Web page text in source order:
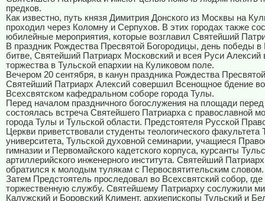
предков.
Как известно, путь князя Димитрия Донского из Москвы на
проходил через Коломну и Серпухов. В этих городах также
юбилейные мероприятия, которые возглавил Святейший
В праздник Рождества Пресвятой Богородицы, день победы в
битве, Святейший Патриарх Московский и всея Руси Алексий
торжества в Тульской епархии на Куликовом поле.
Вечером 20 сентября, в канун праздника Рождества
Святейший Патриарх Алексий совершил Всенощное бдение во
Всехсвятском кафедральном соборе города Тулы.
Перед началом праздничного богослужения на площади
состоялась встреча Святейшего Патриарха с православной
города Тулы и Тульской области. Предстоятеля Русской
Церкви приветствовали студенты теологического факультета
университета, Тульской духовной семинарии, учащиеся
гимназии и Первомайского кадетского корпуса, курсанты
артиллерийского инженерного института. Святейший
обратился к молодым тулякам с Первосвятительским словом.
Затем Предстоятель проследовал во Всехсвятский собор, где
торжественную службу. Святейшему Патриарху сослужили
Калужский и Боровский Климент, архиепископы Тульский и